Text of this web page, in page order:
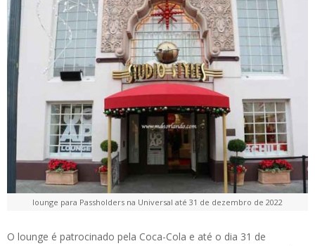
lounge para Passholders na Universal até 31 de dezembro de 2022
O lounge é patrocinado pela Coca-Cola e até o dia 31 de